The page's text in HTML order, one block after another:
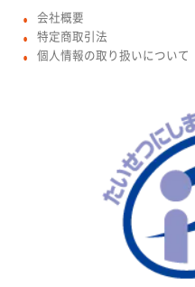
● 会社概要
● 特定商取引法
● 個人情報の取り扱いについて